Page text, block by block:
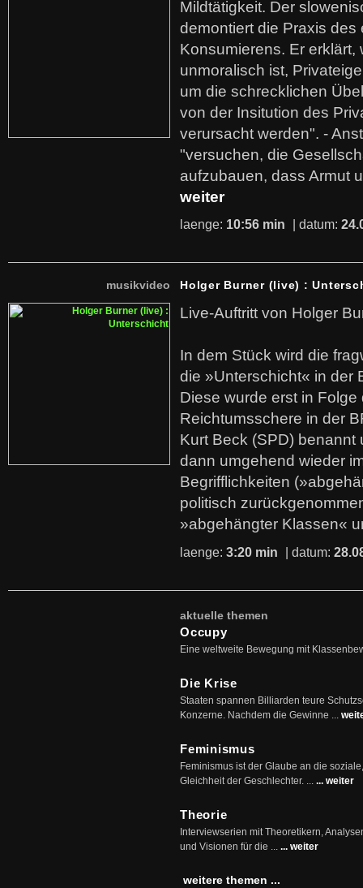
Mildtätigkeit. Der
demontiert die Praxis des
Konsumierens. Er erklärt,
unmoralisch ist,
um die schrecklichen
von der Insitution des
verursacht werden". -
"versuchen, die
aufzubauen, dass Armut
weiter
laenge: 10:56 min | datum:
musikvideo Holger Burner (live) :
Live-Auftritt von Holger
In dem Stück wird die
die »Unterschicht« in der
Diese wurde erst in
Reichtumsschere in der
Kurt Beck (SPD)
dann umgehend wieder
Begrifflichkeiten
politisch
»abgehängter Klassen«
laenge: 3:20 min | datum:
aktuelle themen
Occupy
Eine weltweite Bewegung mit
Die Krise
Staaten spannen Billiarden teure
Konzerne. Nachdem die Gewinne ...
Feminismus
Feminismus ist der Glaube an die
Gleichheit der Geschlechter. ... ... weiter
Theorie
Interviewserien mit Theoretikern,
und Visionen für die ... ... weiter
weitere themen ...